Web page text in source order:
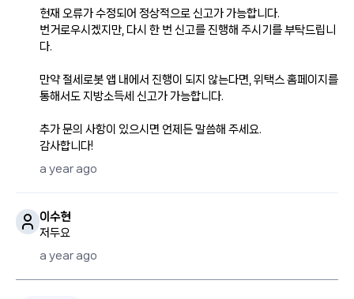
현재 오류가 수정되어 정상적으로 신고가 가능합니다.
번거로우시겠지만, 다시 한 번 신고를 진행해 주시기를 부탁드립니
다.
만약 절세로봇 앱 내에서 진행이 되지 않는다면, 위택스 홈페이지를
통해서도 지방소득세 신고가 가능합니다.
추가 문의 사항이 있으시면 언제든 말씀해 주세요.
감사합니다!
a year ago
이수현
저두요
a year ago